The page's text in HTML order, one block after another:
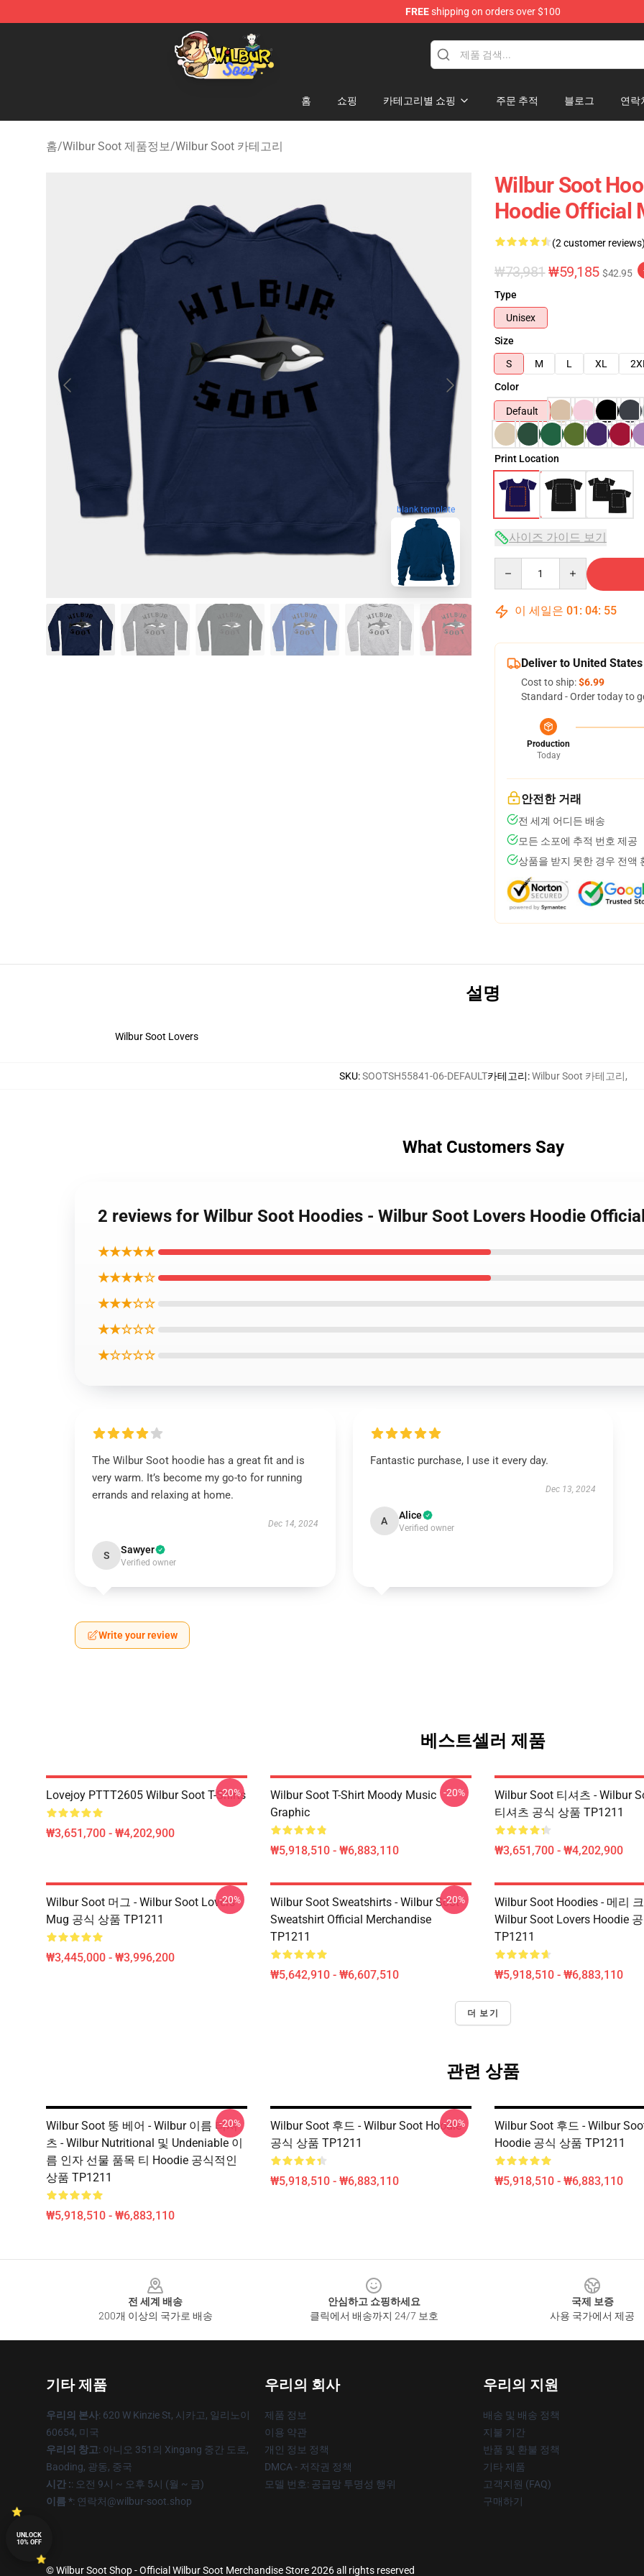
FREEshipping on orders over $100
Wilbur Soot Shop - Official Wilbur Soot Merchandise Store
홈 쇼핑 카테고리별 쇼핑 주문 추적 블로그 연락
홈/Wilbur Soot 제품정보/Wilbur Soot 카테고리
blank template
Wilbur Soot
Hoodie Official
(2 customer reviews)
₩73,981 ₩59,185 $42.95
Type
Unisex
Size
S
M L XL 2XL
Color
Default
Print Location
사이즈 가이드 보기
이 세일은 01 : 04: 54
Deliver to United States
Cost to ship:$6.99
Standard - Order today to
Production
Today
안전한 거래
전 세계 어디든 배송
모든 소포에 추적 번호 제공
상품을 받지 못한 경우 전액
설명
Wilbur Soot Lovers
SKU:SOOTSH55841-06-DEFAULT카테고리:Wilbur Soot 카테고리,
What Customers Say
2 reviews for Wilbur Soot Hoodies - Wilbur Soot Lovers Hoodie
★★★★★
★★★★☆
★★★☆☆
★★☆☆☆
★☆☆☆☆
The Wilbur Soot hoodie has a great fit and is
very warm. It’s become my go-to for running
errands and relaxing at home.
Dec 14, 2024
S Sawyer
Verified owner
Fantastic purchase, I use it every day.
Dec 13, 2024
A Alice
Verified owner
Write your review
베스트셀러 제품
Lovejoy PTTT2605 Wilbur Soot T-Shirts
₩3,651,700 - ₩4,202,900
-20%
Wilbur Soot T-Shirt Moody Music
Graphic
₩5,918,510 - ₩6,883,110
-20%
Wilbur Soot 티셔츠 - Wilbur
티셔츠 공식 상품 TP1211
₩3,651,700 - ₩4,202,900
Wilbur Soot 머그 - Wilbur Soot Lovers
Mug 공식 상품 TP1211
₩3,445,000 - ₩3,996,200
-20%
Wilbur Soot Sweatshirts - Wilbur Soot
Sweatshirt Official Merchandise
TP1211
₩5,642,910 - ₩6,607,510
-20%
Wilbur Soot Hoodies - 메리
Wilbur Soot Lovers Hoodie
TP1211
₩5,918,510 - ₩6,883,110
더 보기
관련 상품
Wilbur Soot 뚱 베어 - Wilbur 이름 티셔
츠 - Wilbur Nutritional 및 Undeniable 이
름 인자 선물 품목 티 Hoodie 공식적인
상품 TP1211
₩5,918,510 - ₩6,883,110
-20%
Wilbur Soot 후드 - Wilbur Soot Hoodie
공식 상품 TP1211
₩5,918,510 - ₩6,883,110
-20%
Wilbur Soot 후드 - Wilbur
Hoodie 공식 상품 TP1211
₩5,918,510 - ₩6,883,110
전 세계 배송
200개 이상의 국가로 배송
안심하고 쇼핑하세요
클릭에서 배송까지 24/7 보호
국제 보증
사용 국가에서 제공
기타 제품
우리의 본사: 620 W Kinzie St, 시카고, 일리노이
60654, 미국
우리의 창고: 아니오 351의 Xingang 중간 도로,
Baoding, 광동, 중국
시간 :: 오전 9시 ~ 오후 5시 (월 ~ 금)
이름 *: 연락처@wilbur-soot.shop
우리의 회사
제품 정보
이용 약관
개인 정보 정책
DMCA - 저작권 정책
모델 번호: 공급망 투명성 행위
우리의 지원
배송 및 배송 정책
지불 기간
반품 및 환불 정책
기타 제품
고객지원 (FAQ)
구매하기
© Wilbur Soot Shop - Official Wilbur Soot Merchandise Store 2026 all rights reserved
UNLOCK
10% OFF